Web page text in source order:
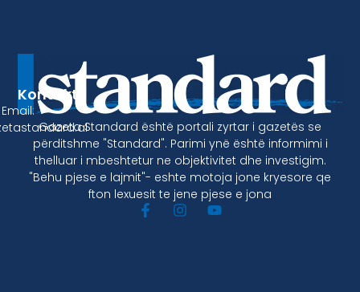
Gazeta Standard është portali zyrtar i gazetës se
përditshme "Standard". Parimi ynë është informimi i
thelluar i mbeshtetur ne objektivitet dhe investigim.
"Behu pjese e lajmit"- eshte motoja jone kryesore qe
fton lexuesit te jene pjese e jona
Kontakt
Email: